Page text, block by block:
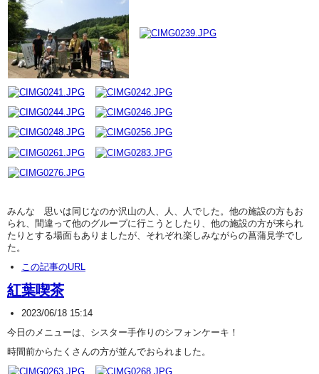
みんな 思いは同じなのか沢山の人、人、人でした。他の施設の方もお
られ、間違って他のグループに行こうとしたり、他の施設の方が来られ
たりとする場面もありましたが、それぞれ楽しみながらの菖蒲見学でし
た。
この記事のURL
紅葉喫茶
2023/06/18 15:14
今日のメニューは、シスター手作りのシフォンケーキ！
時間前からたくさんの方が並んでおられました。